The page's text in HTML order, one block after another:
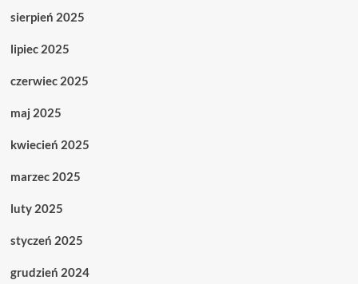
sierpień 2025
lipiec 2025
czerwiec 2025
maj 2025
kwiecień 2025
marzec 2025
luty 2025
styczeń 2025
grudzień 2024